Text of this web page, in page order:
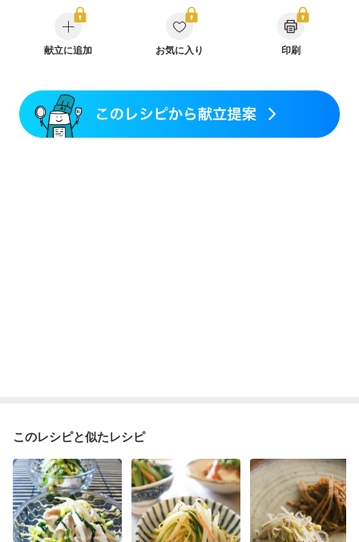
妊婦健診・体重増加が気になる（初期）
妊婦健診・血圧が気になる（初期）
妊婦健診・血糖値が気になる（初期）
妊娠高血圧(中期)
乾癬
フレイル（年齢に合わせた体作り）
貧血対策
ニキビ・肌荒れ 妊活中 更年期
献立に追加 お気に入り 印刷
このレシピと似たレシピ